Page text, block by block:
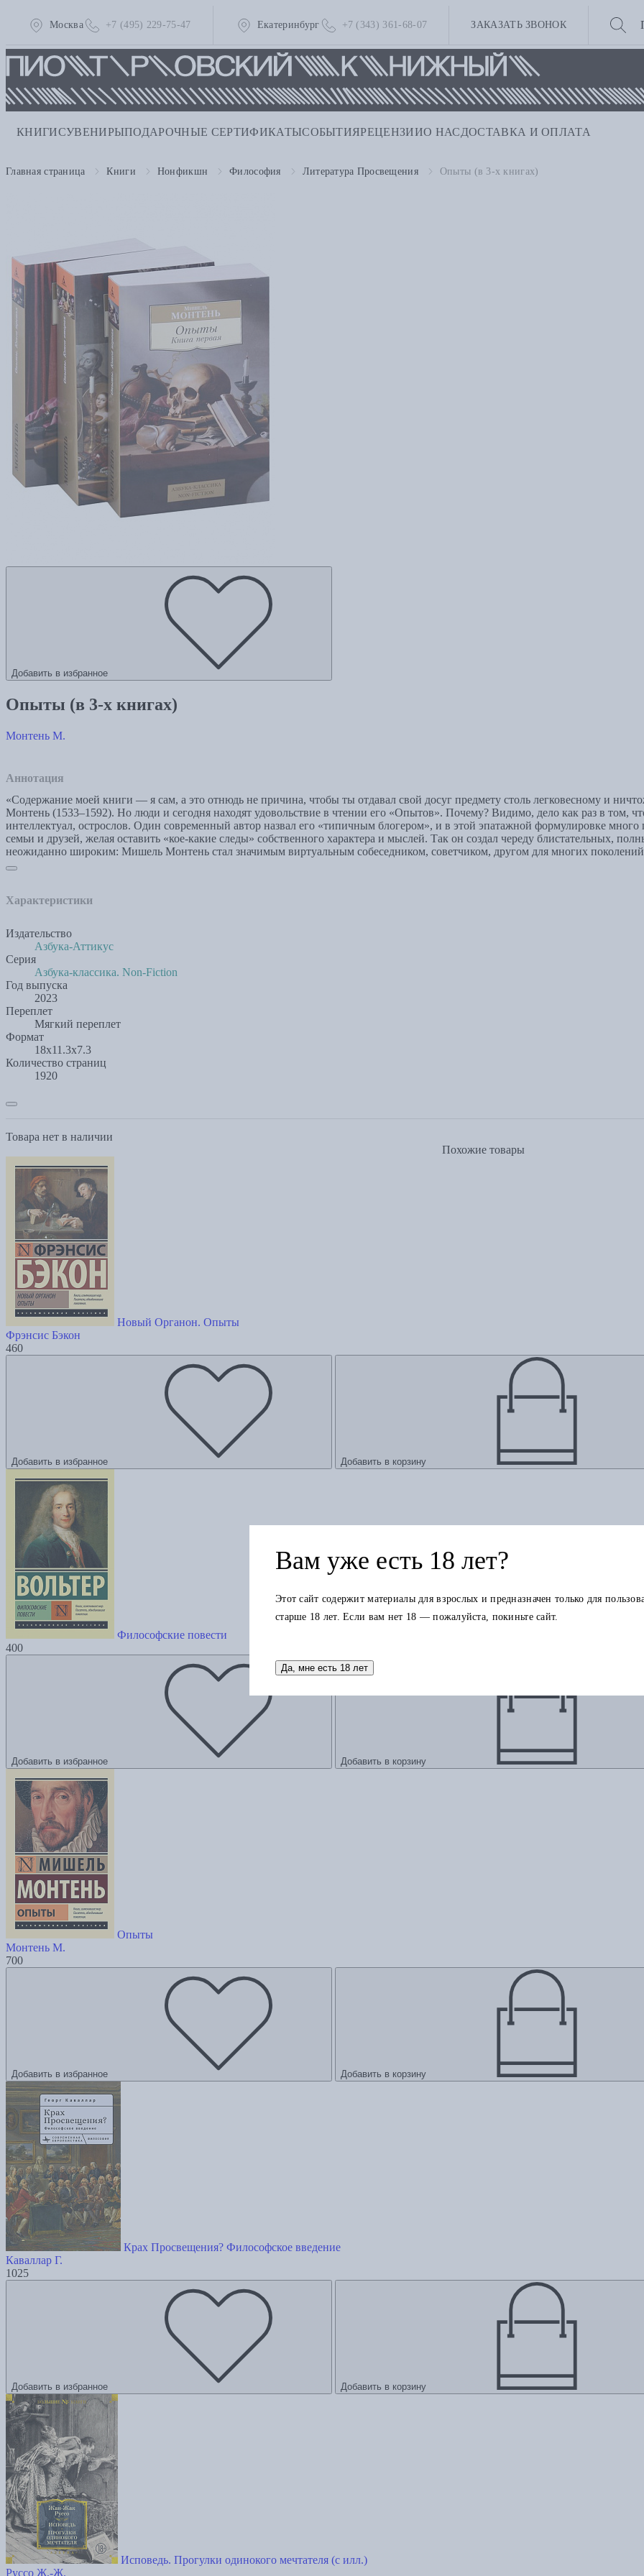
Москва +7 (495) 229-75-47 Екатеринбург +7 (343) 361-68-07 ЗАКАЗАТЬ ЗВОНОК
КНИГИСУВЕНИРЫПОДАРОЧНЫЕ СЕРТИФИКАТЫСОБЫТИЯРЕЦЕНЗИИО НАС ДОСТАВКА И ОПЛАТА
Главная страница Книги Нонфикшн Философия Литература Просвещения Опыты (в 3-х книгах)
Добавить в избранное
Опыты (в 3-х книгах)
Монтень М.
Аннотация
«Содержание моей книги — я сам, а это отнюдь не причина, чтобы ты отдавал свой досуг предмету столь легковесному и
Монтень (1533–1592). Но люди и сегодня находят удовольствие в чтении его «Опытов». Почему? Видимо, дело как раз в том,
интеллектуал, острослов. Один современный автор назвал его «типичным блогером», и в этой эпатажной формулировке
семьи и друзей, желая оставить «кое-какие следы» собственного характера и мыслей. Так он создал череду блистательных,
неожиданно широким: Мишель Монтень стал значимым виртуальным собеседником, советчиком, другом для многих поколений
Характеристики
Издательство
Азбука-Аттикус
Серия
Азбука-классика. Non-Fiction
Год выпуска
2023
Переплет
Мягкий переплет
Формат
18x11.3x7.3
Количество страниц
1920
Товара нет в наличии
Похожие товары
Новый Органон. Опыты
Фрэнсис Бэкон
460
Добавить в избранное Добавить в корзину
Философские повести
400
Добавить в избранное Добавить в корзину
Опыты
Монтень М.
700
Добавить в избранное Добавить в корзину
Крах Просвещения? Философское введение
Каваллар Г.
1025
Добавить в избранное Добавить в корзину
Исповедь. Прогулки одинокого мечтателя (с илл.)
Руссо Ж.-Ж.
Вам уже есть 18 лет?
Этот сайт содержит материалы для взрослых и предназначен только для
старше 18 лет. Если вам нет 18 — пожалуйста, покиньте сайт.
Да, мне есть 18 лет